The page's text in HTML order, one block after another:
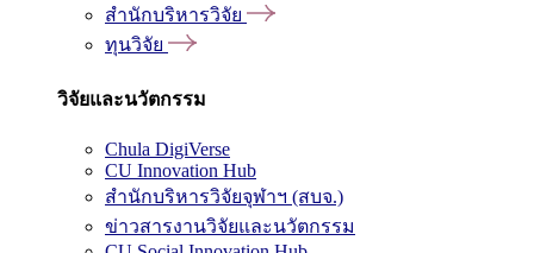
สำนักบริหารวิจัย
ทุนวิจัย
วิจัยและนวัตกรรม
Chula DigiVerse
CU Innovation Hub
สำนักบริหารวิจัยจุฬาฯ (สบจ.)
ข่าวสารงานวิจัยและนวัตกรรม